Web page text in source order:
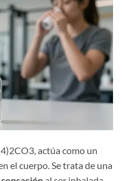
actúa como un
el cuerpo. Se trata de una